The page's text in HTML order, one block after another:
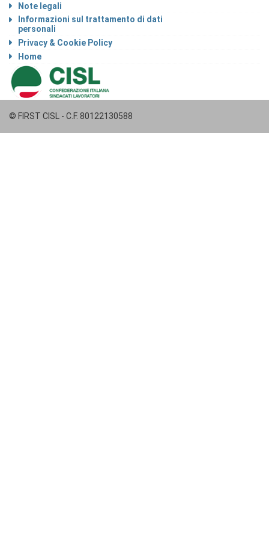
Note legali
Informazioni sul trattamento di dati
personali
Privacy & Cookie Policy
Home
© FIRST CISL - C.F. 80122130588